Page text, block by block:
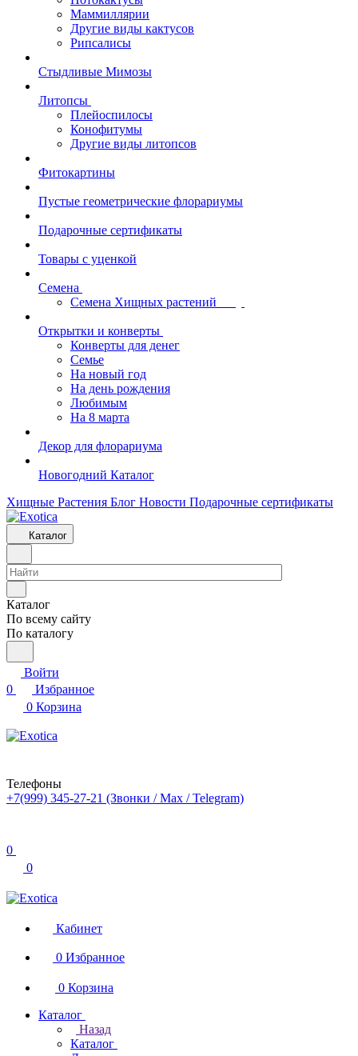
Маммиллярии
Другие виды кактусов
Рипсалисы
Стыдливые Мимозы
Литопсы
Плейоспилосы
Конофитумы
Другие виды литопсов
Фитокартины
Пустые геометрические флорариумы
Подарочные сертификаты
Товары с уценкой
Семена
Семена Хищных растений
Открытки и конверты
Конверты для денег
Семье
На новый год
На день рождения
Любимым
На 8 марта
Декор для флорариума
Новогодний Каталог
Хищные Растения Блог Новости Подарочные сертификаты
Каталог
Каталог
По всему сайту
По каталогу
Войти
0
Избранное
0 Корзина
Телефоны
+7(999) 345-27-21 (Звонки / Max / Telegram)
0
0
Кабинет
0 Избранное
0 Корзина
Каталог
Назад
Каталог